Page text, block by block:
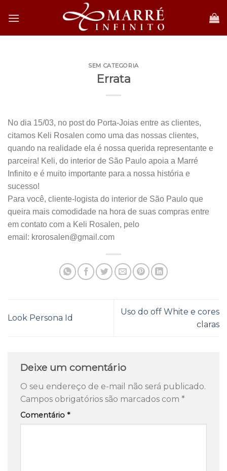
SEM CATEGORIA
Errata
No dia 15/03, no post do Porta-Joias entre as clientes,
citamos Keli Rosalen como uma das nossas clientes,
quando na realidade ela é nossa querida representante e
parceira! Keli, do interior de São Paulo apoia a Marré
Infinito e é muito importante para a nossa história e
sucesso!
Para você, cliente-logista do interior de São Paulo que
queira mais comodidade na hora de suas compras entre
em contato com a Keli Rosalen, pelo
email: krorosalen@gmail.com
Look Persona Id
Uso do off White e cores
claras
Deixe um comentário
O seu endereço de e-mail não será publicado.
Campos obrigatórios são marcados com *
Comentário *